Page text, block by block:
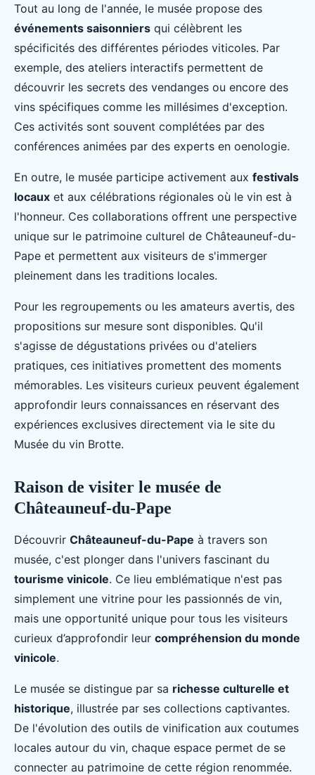
Tout au long de l'année, le musée propose des
événements saisonniers qui célèbrent les
spécificités des différentes périodes viticoles. Par
exemple, des ateliers interactifs permettent de
découvrir les secrets des vendanges ou encore des
vins spécifiques comme les millésimes d'exception.
Ces activités sont souvent complétées par des
conférences animées par des experts en oenologie.
En outre, le musée participe activement aux festivals
locaux et aux célébrations régionales où le vin est à
l'honneur. Ces collaborations offrent une perspective
unique sur le patrimoine culturel de Châteauneuf-du-
Pape et permettent aux visiteurs de s'immerger
pleinement dans les traditions locales.
Pour les regroupements ou les amateurs avertis, des
propositions sur mesure sont disponibles. Qu'il
s'agisse de dégustations privées ou d'ateliers
pratiques, ces initiatives promettent des moments
mémorables. Les visiteurs curieux peuvent également
approfondir leurs connaissances en réservant des
expériences exclusives directement via le site du
Musée du vin Brotte.
Raison de visiter le musée de
Châteauneuf-du-Pape
Découvrir Châteauneuf-du-Pape à travers son
musée, c'est plonger dans l'univers fascinant du
tourisme vinicole. Ce lieu emblématique n'est pas
simplement une vitrine pour les passionnés de vin,
mais une opportunité unique pour tous les visiteurs
curieux d’approfondir leur compréhension du monde
vinicole.
Le musée se distingue par sa richesse culturelle et
historique, illustrée par ses collections captivantes.
De l'évolution des outils de vinification aux coutumes
locales autour du vin, chaque espace permet de se
connecter au patrimoine de cette région renommée.